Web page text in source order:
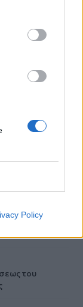
Policy
Εποχή του
το
πυρκαγιά
δρόμο του
σε
του